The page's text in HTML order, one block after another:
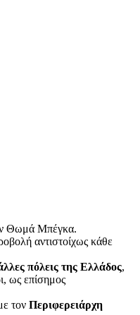
Θωμά Μπέγκα.
αντιστοίχως κάθε
πόλεις της Ελλάδος,
ως επίσημος
τον Περιφερειάρχη